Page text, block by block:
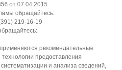
от 07.04.2015
обращайтесь:
219-16-19
рекомендательные
предоставления
и анализа сведений,